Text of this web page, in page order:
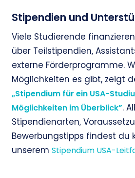
Stipendien und
Viele Studierende
über Teilstipendien,
externe Förderprogramme.
Möglichkeiten es gibt, zeigt
„Stipendium für ein USA-
Möglichkeiten im Überblick”.
Stipendienarten,
Bewerbungstipps findest du
unserem Stipendium USA-